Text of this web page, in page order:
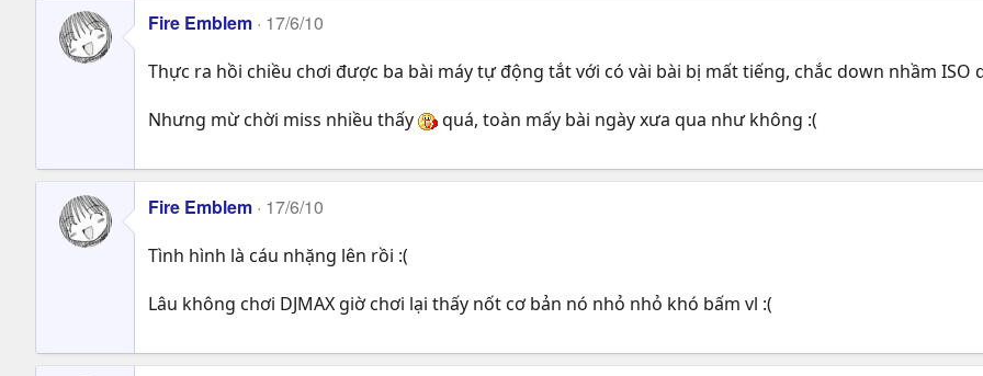
Fire Emblem 17/6/10
Thực ra hồi chiều chơi được ba bài máy tự động tắt với có vài bài bị mất tiếng, chắc down nhầm ISO
Nhưng mừ chời miss nhiều thấy
quá, toàn mấy bài ngày xưa qua như không :(
Fire Emblem 17/6/10
Tình hình là cáu nhặng lên rồi :(
Lâu không chơi DJMAX giờ chơi lại thấy nốt cơ bản nó nhỏ nhỏ khó bấm vl :(